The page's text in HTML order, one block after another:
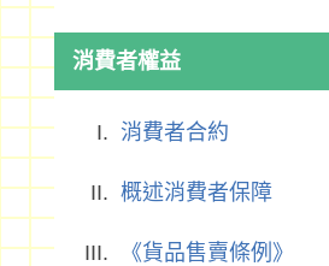
消費者權益
消費者合約
概述消費者保障
《貨品售賣條例》